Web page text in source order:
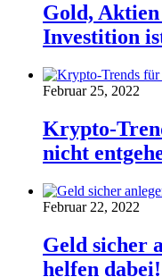
Gold,
Investition
Februar 25, 2022
Krypto-
nicht
Februar 22, 2022
Geld sicher
helfen dabei!